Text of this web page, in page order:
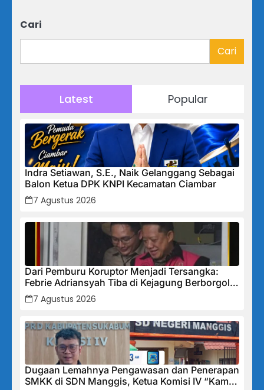
Cari
Cari
Latest Popular
Indra Setiawan, S.E., Naik Gelanggang Sebagai
Balon Ketua DPK KNPI Kecamatan Ciambar
7 Agustus 2026
Dari Pemburu Koruptor Menjadi Tersangka:
Febrie Adriansyah Tiba di Kejagung Berborgol,
Bawa Map Biru dan Senyum Penuh Teka-teki
7 Agustus 2026
Dugaan Lemahnya Pengawasan dan Penerapan
SMKK di SDN Manggis, Ketua Komisi IV “Kami